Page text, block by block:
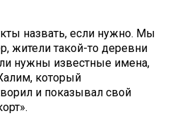
назвать, если нужно. Мы
жители такой-то деревни
нужны известные имена,
который
и показывал свой